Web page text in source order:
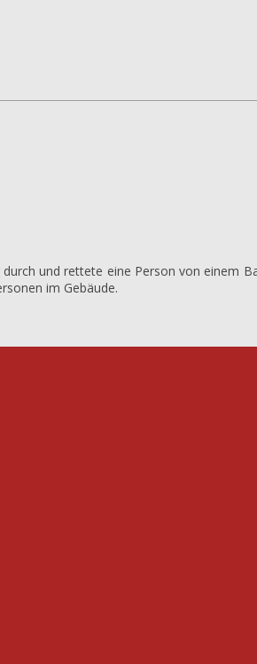
und rettete eine Person von einem
im Gebäude.